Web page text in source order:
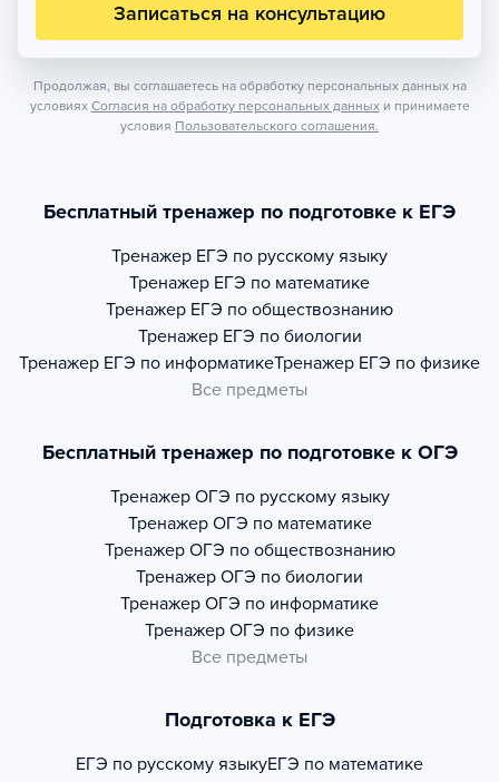
Записаться на консультацию
Продолжая, вы соглашаетесь на обработку персональных данных на
условиях Согласия на обработку персональных данных и принимаете
условия Пользовательского соглашения.
Бесплатный тренажер по подготовке к ЕГЭ
Тренажер ЕГЭ по русскому языку
Тренажер ЕГЭ по математике
Тренажер ЕГЭ по обществознанию
Тренажер ЕГЭ по биологии
Тренажер ЕГЭ по информатикеТренажер ЕГЭ по физике
Все предметы
Бесплатный тренажер по подготовке к ОГЭ
Тренажер ОГЭ по русскому языку
Тренажер ОГЭ по математике
Тренажер ОГЭ по обществознанию
Тренажер ОГЭ по биологии
Тренажер ОГЭ по информатике
Тренажер ОГЭ по физике
Все предметы
Подготовка к ЕГЭ
ЕГЭ по русскому языкуЕГЭ по математике